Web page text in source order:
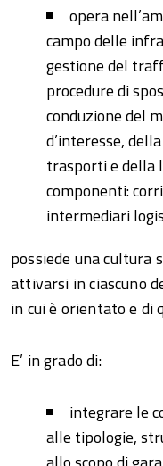
opera
campo delle
gestione del
procedure di
conduzione del
d’interesse,
trasporti e della
componenti:
intermediari
possiede una cultura
attivarsi in ciascuno
in cui è orientato e di
E’ in grado di:
integrare le
alle tipologie,